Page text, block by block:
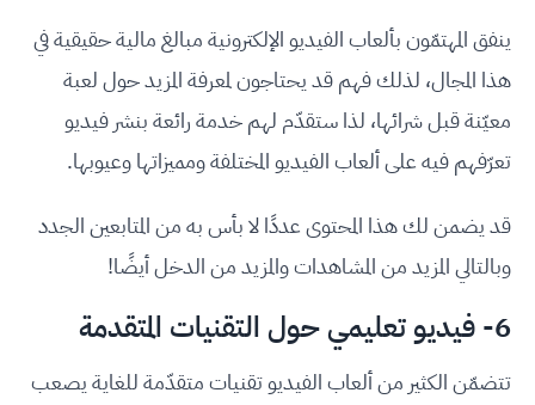
ينفق المهتمّون بألعاب الفيديو الإلكترونية مبالغ مالية حقيقية في
هذا المجال، لذلك فهم قد يحتاجون لمعرفة المزيد حول لعبة
معيّنة قبل شرائها، لذا ستقدّم لهم خدمة رائعة بنشر فيديو
تعرّفهم فيه على ألعاب الفيديو المختلفة ومميزاتها وعيوبها.
قد يضمن لك هذا المحتوى عددًا لا بأس به من المتابعين الجدد
وبالتالي المزيد من المشاهدات والمزيد من الدخل أيضًا!
6- فيديو تعليمي حول التقنيات المتقدمة
تتضمّن الكثير من ألعاب الفيديو تقنيات متقدّمة للغاية يصعب